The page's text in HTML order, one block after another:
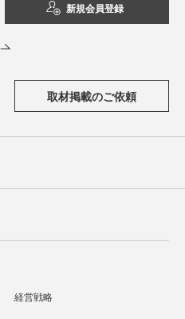
新規会員登録
取材掲載のご依頼
経営戦略